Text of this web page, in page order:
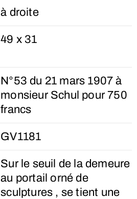
à droite
49 x 31
N°53 du 21 mars 1907 à
monsieur Schul pour 750
francs
GV1181
Sur le seuil de la demeure
au portail orné de
sculptures , se tient une